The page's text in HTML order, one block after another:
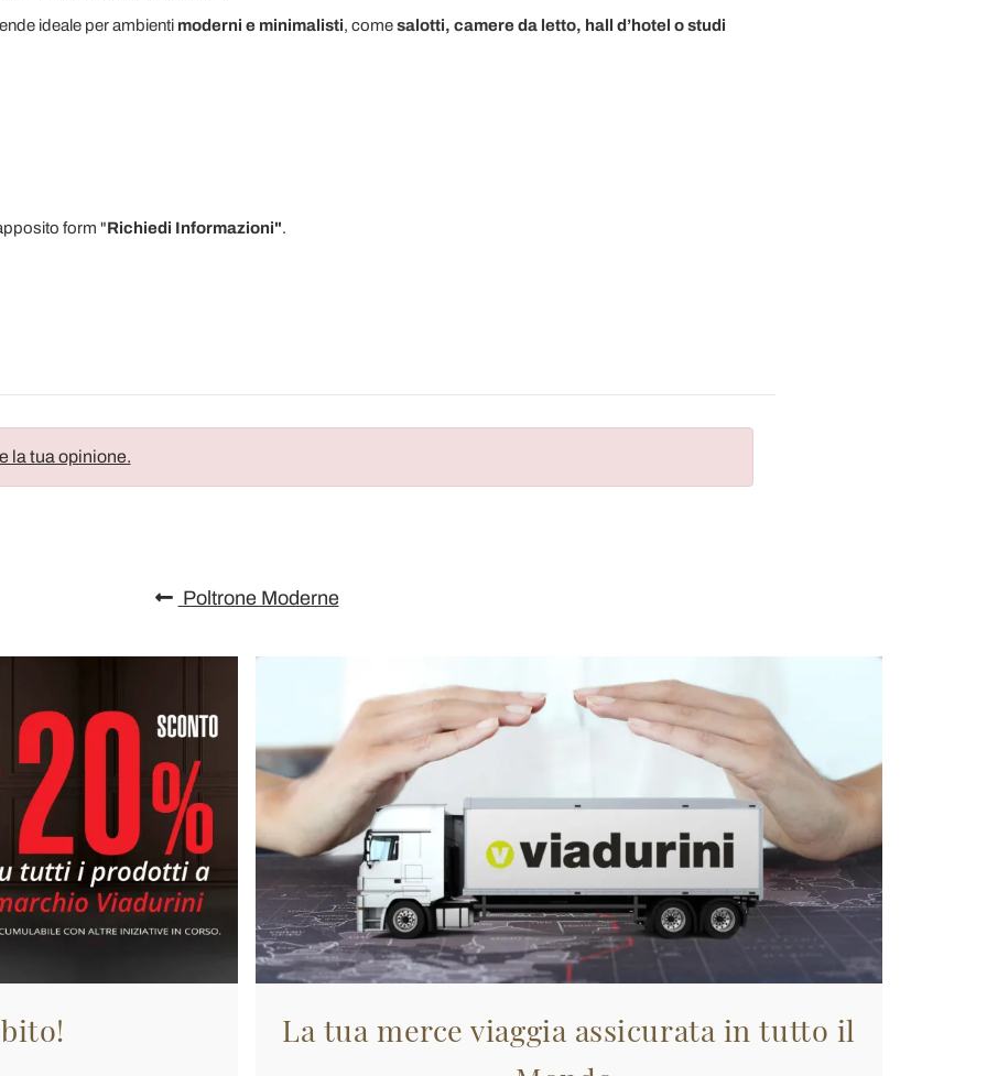
ideale per ambienti moderni e minimalisti, comesalotti, camere da letto, hall d’hotel o studi
form "Richiedi Informazioni".
la tua opinione.
Poltrone Moderne
La tua merce viaggia assicurata in tutto il